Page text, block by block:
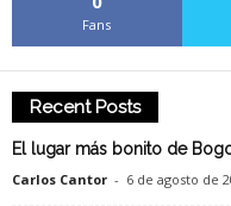
Fans
Recent Posts
El lugar más bonito de
Carlos Cantor - 6 de agosto de